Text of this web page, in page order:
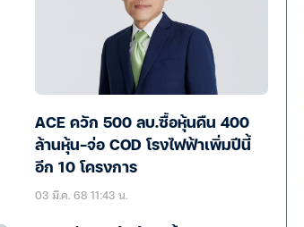
ACE ควัก 500 ลบ.ซื้อหุ้นคืน 400
ล้านหุ้น-จ่อ COD โรงไฟฟ้าเพิ่มปีนี้
อีก 10 โครงการ
03 มี.ค. 68 11:43 น.